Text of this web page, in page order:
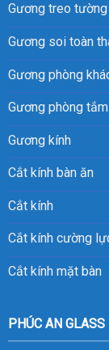
Gương treo tường
Gương soi toàn
Gương phòng
Gương phòng tắm
Gương kính
Cắt kính bàn ăn
Cắt kính
Cắt kính cường
Cắt kính mặt bàn
PHÚC AN